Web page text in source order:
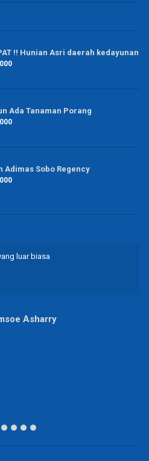
!! Hunian Asri daerah kedayunan
Ada Tanaman Porang
Adimas Sobo Regency
luar biasa
Asharry